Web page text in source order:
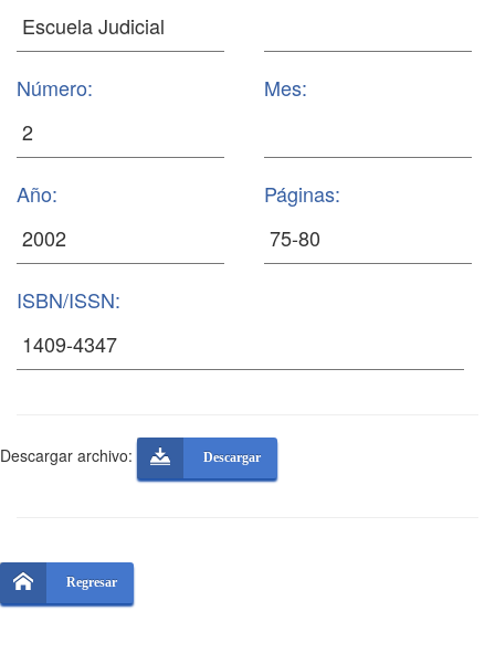
Número: Mes:
Año: Páginas:
ISBN/ISSN:
Descargar archivo: Descargar
Regresar